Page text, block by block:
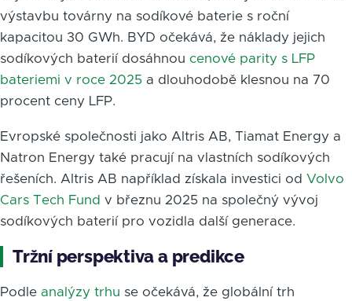
výstavbu továrny na sodíkové baterie s roční
kapacitou 30 GWh. BYD očekává, že náklady jejich
sodíkových baterií dosáhnou cenové parity s LFP
bateriemi v roce 2025 a dlouhodobě klesnou na 70
procent ceny LFP.
Evropské společnosti jako Altris AB, Tiamat Energy a
Natron Energy také pracují na vlastních sodíkových
řešeních. Altris AB například získala investici od Volvo
Cars Tech Fund v březnu 2025 na společný vývoj
sodíkových baterií pro vozidla další generace.
Tržní perspektiva a predikce
Podle analýzy trhu se očekává, že globální trh